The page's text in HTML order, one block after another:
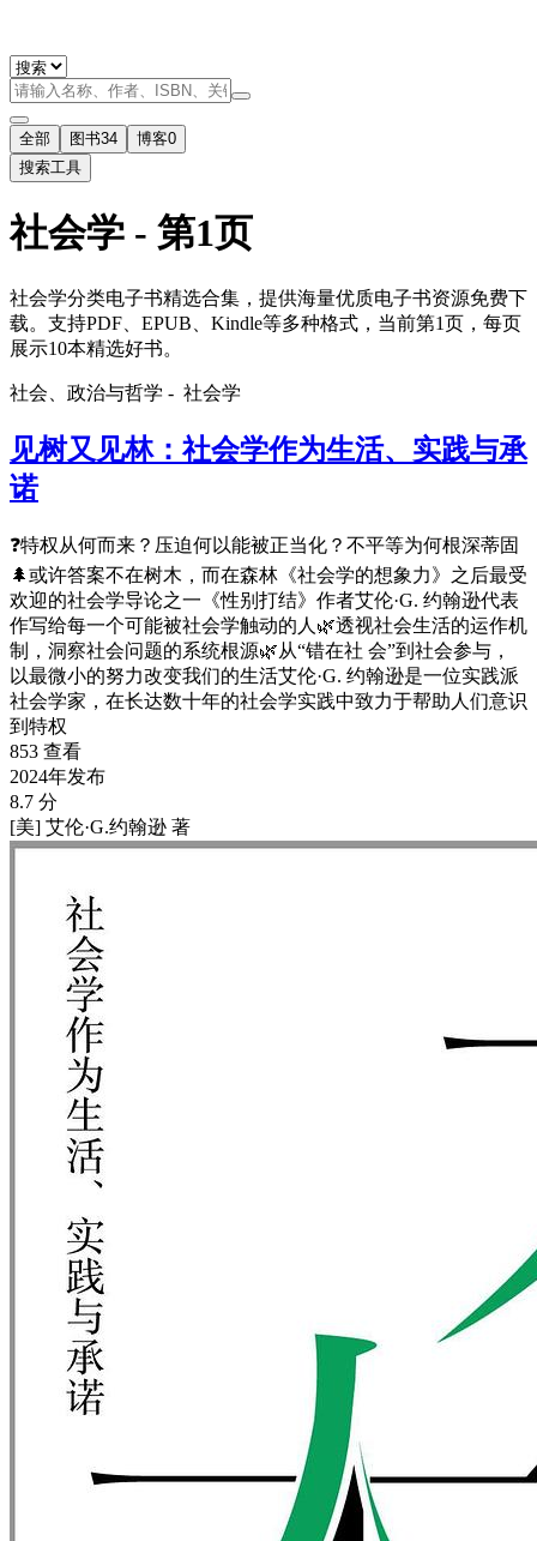
全部 图书34 博客0
搜索工具
社会学 - 第1页
社会学分类电子书精选合集，提供海量优质电子书资源免费下
载。支持PDF、EPUB、Kindle等多种格式，当前第1页，每页
展示10本精选好书。
社会、政治与哲学 - 社会学
见树又见林：社会学作为生活、实践与承
诺
❓特权从何而来？压迫何以能被正当化？不平等为何根深蒂固
🌲或许答案不在树木，而在森林《社会学的想象力》之后最受
欢迎的社会学导论之一《性别打结》作者艾伦·G. 约翰逊代表
作写给每一个可能被社会学触动的人🌿透视社会生活的运作机
制，洞察社会问题的系统根源🌿从“错在社 会”到社会参与，
以最微小的努力改变我们的生活艾伦·G. 约翰逊是一位实践派
社会学家，在长达数十年的社会学实践中致力于帮助人们意识
到特权
853 查看
2024年发布
8.7 分
[美] 艾伦·G.约翰逊 著